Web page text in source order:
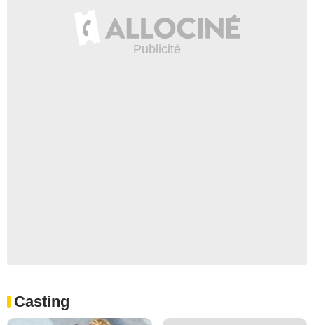
Casting